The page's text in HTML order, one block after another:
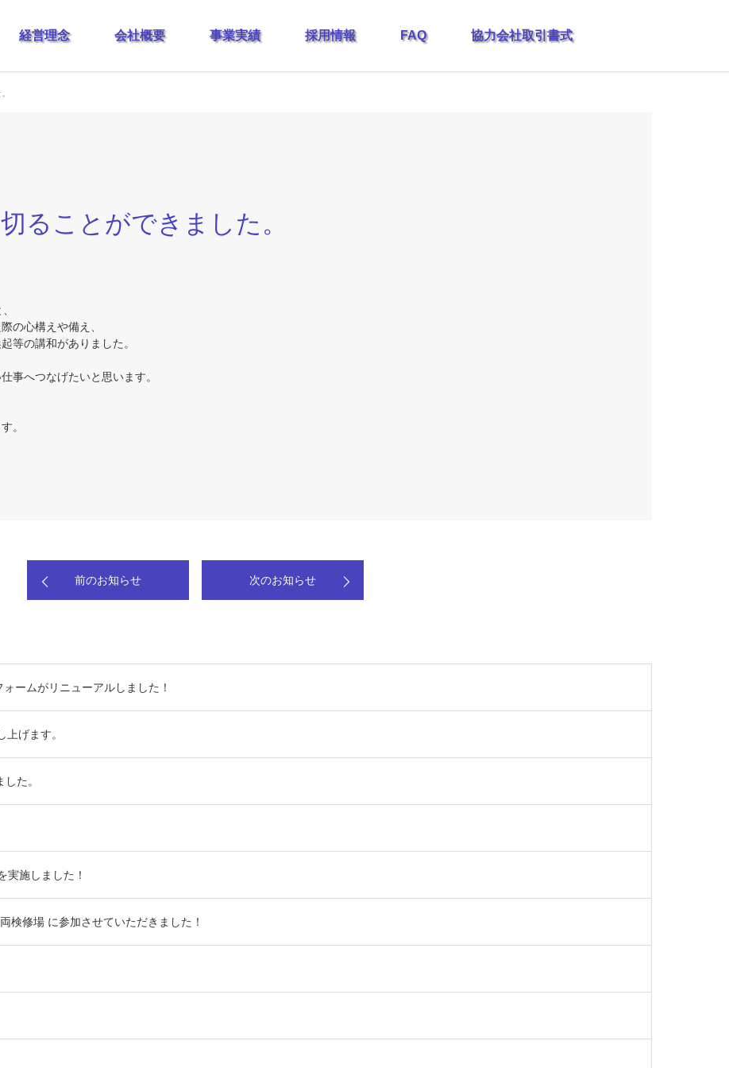
経営理念 会社概要 事業実績 採用情報 FAQ 協力会社取引書式
ることができました。
の心構えや備え、
等の講和がありました。
事へつなげたいと思います。
。
前のお知らせ 次のお知らせ
ームがリニューアルしました！
げます。
た。
実施しました！
検修場 に参加させていただきました！